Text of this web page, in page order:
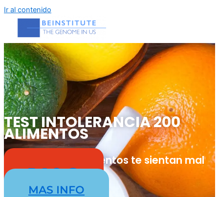
Ir al contenido
TEST INTOLERANCIA 200
ALIMENTOS
Descubre que alimentos te sientan mal
140€
MAS INFO